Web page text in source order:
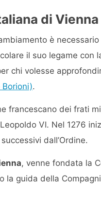
di Vienna
è necessario
il suo legame con
chi volesse
.
francescano dei frati
VI. Nel 1276
dall’Ordine.
, venne fondata la
la guida della